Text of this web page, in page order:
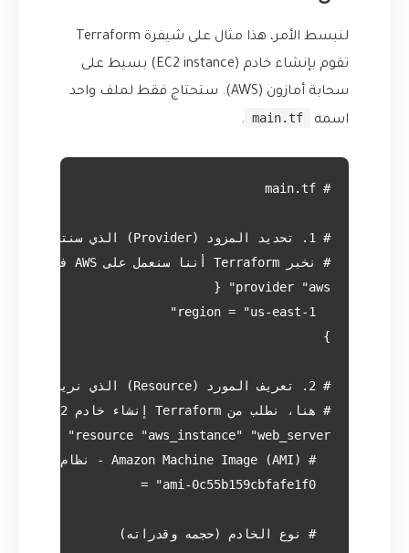
لنبسط الأمر، هذا مثال على شيفرة Terraform
تقوم بإنشاء خادم (EC2 instance) بسيط على
سحابة أمازون (AWS). ستحتاج فقط لملف واحد
اسمه
main.tf
.